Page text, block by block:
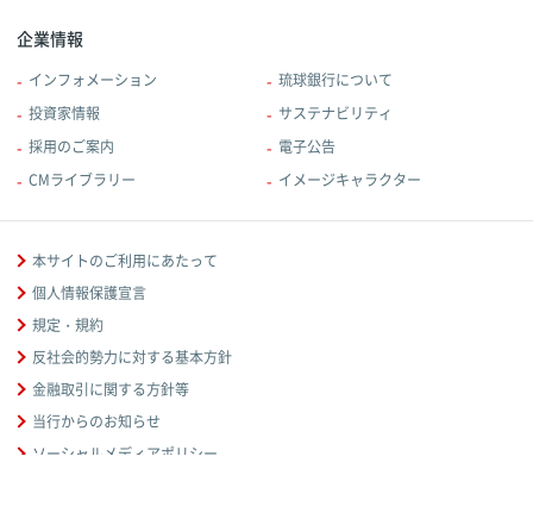
企業情報
インフォメーション
琉球銀行について
投資家情報
サステナビリティ
採用のご案内
電子公告
CMライブラリー
イメージキャラクター
本サイトのご利用にあたって
個人情報保護宣言
規定・規約
反社会的勢力に対する基本方針
金融取引に関する方針等
当行からのお知らせ
ソーシャルメディアポリシー